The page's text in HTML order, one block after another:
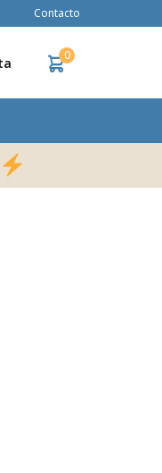
0
Contacto